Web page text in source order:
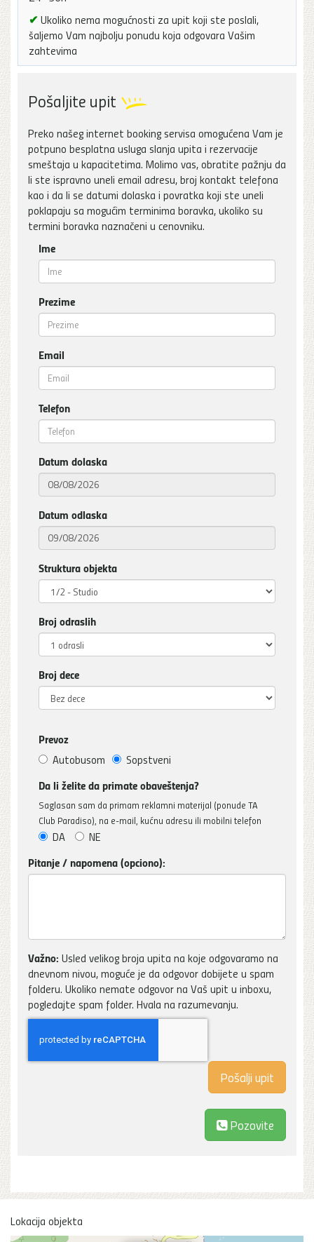
✔ Ukoliko nema mogućnosti za upit koji ste poslali,
šaljemo Vam najbolju ponudu koja odgovara Vašim
zahtevima
Pošaljite upit
Preko našeg internet booking servisa omogućena Vam je
potpuno besplatna usluga slanja upita i rezervacije
smeštaja u kapacitetima. Molimo vas, obratite pažnju da
li ste ispravno uneli email adresu, broj kontakt telefona
kao i da li se datumi dolaska i povratka koji ste uneli
poklapaju sa mogućim terminima boravka, ukoliko su
termini boravka naznačeni u cenovniku.
Ime
Prezime
Email
Telefon
Datum dolaska
Datum odlaska
Struktura objekta
Broj odraslih
Broj dece
Prevoz
Autobusom Sopstveni
Da li želite da primate obaveštenja?
Saglasan sam da primam reklamni materijal (ponude TA
Club Paradiso), na e-mail, kućnu adresu ili mobilni telefon
DA NE
Pitanje / napomena (opciono):
Važno: Usled velikog broja upita na koje odgovaramo na
dnevnom nivou, moguće je da odgovor dobijete u spam
folderu. Ukoliko nemate odgovor na Vaš upit u inboxu,
pogledajte spam folder. Hvala na razumevanju.
Pozovite
Lokacija objekta